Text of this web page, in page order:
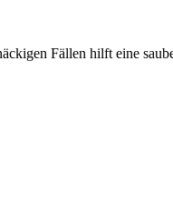
Fällen hilft eine